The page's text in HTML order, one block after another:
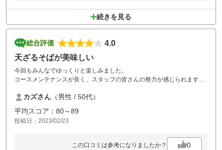
続きを見る
総合評価
4.0
天ざるそばが美味しい
今回もみんなでゆっくりと楽しみました。
コースメンテナンスが良く、スタッフの皆さんの努力が感じられます。
と思います。
お昼に天ざるそばがなかったのが残念でした。
これが美味しいんですよ（笑）
また伺います。
カズさん （男性 / 50代）
平均スコア：80～89
投稿日：2023/02/23
この口コミは参考になりましたか？ 0